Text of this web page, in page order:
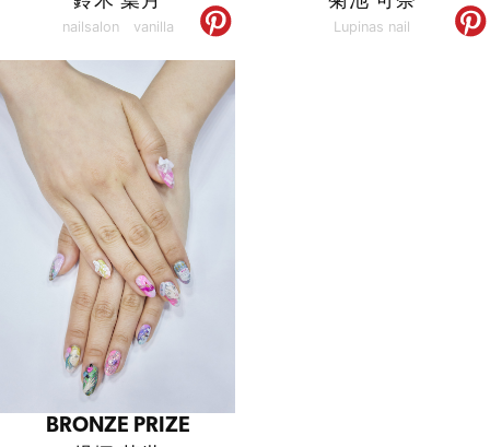
nailsalon vanilla Lupinas nail
BRONZE PRIZE